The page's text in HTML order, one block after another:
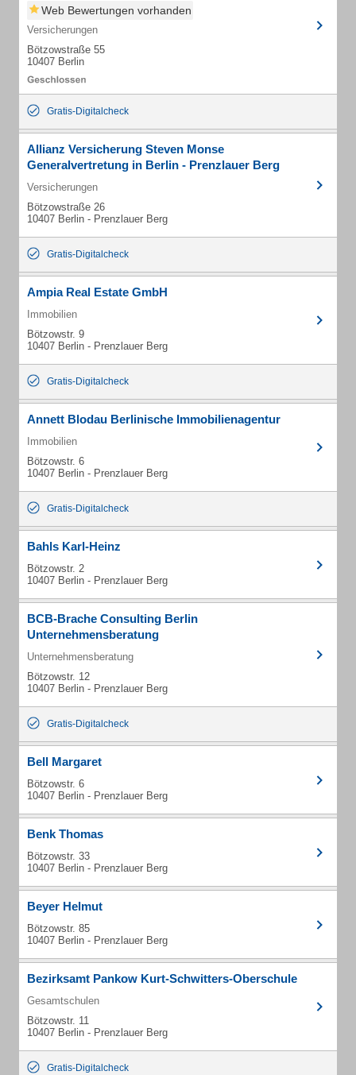
Web Bewertungen vorhanden
Versicherungen
Bötzowstraße 55
10407 Berlin
Gratis-Digitalcheck
Allianz Versicherung Steven Monse
Generalvertretung in Berlin - Prenzlauer Berg
Versicherungen
Bötzowstraße 26
10407 Berlin - Prenzlauer Berg
Gratis-Digitalcheck
Ampia Real Estate GmbH
Immobilien
Bötzowstr. 9
10407 Berlin - Prenzlauer Berg
Gratis-Digitalcheck
Annett Blodau Berlinische Immobilienagentur
Immobilien
Bötzowstr. 6
10407 Berlin - Prenzlauer Berg
Gratis-Digitalcheck
Bahls Karl-Heinz
Bötzowstr. 2
10407 Berlin - Prenzlauer Berg
BCB-Brache Consulting Berlin
Unternehmensberatung
Unternehmensberatung
Bötzowstr. 12
10407 Berlin - Prenzlauer Berg
Gratis-Digitalcheck
Bell Margaret
Bötzowstr. 6
10407 Berlin - Prenzlauer Berg
Benk Thomas
Bötzowstr. 33
10407 Berlin - Prenzlauer Berg
Beyer Helmut
Bötzowstr. 85
10407 Berlin - Prenzlauer Berg
Bezirksamt Pankow Kurt-Schwitters-Oberschule
Gesamtschulen
Bötzowstr. 11
10407 Berlin - Prenzlauer Berg
Gratis-Digitalcheck